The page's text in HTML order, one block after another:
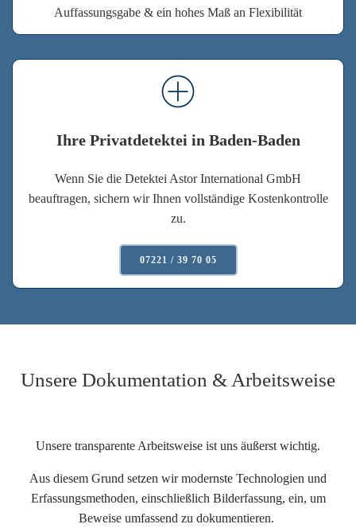
Auffassungsgabe & ein hohes Maß an Flexibilität
Ihre Privatdetektei in Baden-Baden
Wenn Sie die Detektei Astor International GmbH
beauftragen, sichern wir Ihnen vollständige Kostenkontrolle
zu.
07221 / 39 70 05
Unsere Dokumentation & Arbeitsweise
Unsere transparente Arbeitsweise ist uns äußerst wichtig.
Aus diesem Grund setzen wir modernste Technologien und
Erfassungsmethoden, einschließlich Bilderfassung, ein, um
Beweise umfassend zu dokumentieren.